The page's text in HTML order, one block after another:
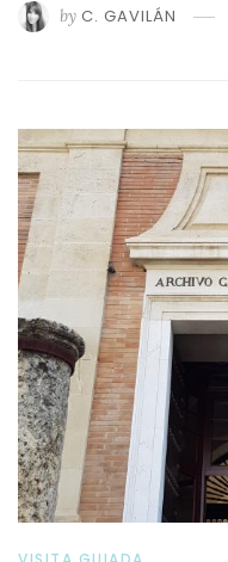
by C. GAVILÁN